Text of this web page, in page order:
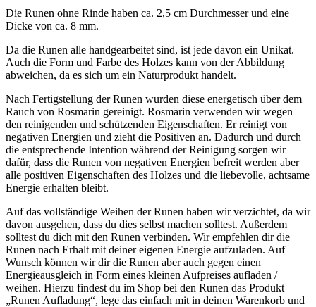
Die Runen ohne Rinde haben ca. 2,5 cm Durchmesser und eine
Dicke von ca. 8 mm.
Da die Runen alle handgearbeitet sind, ist jede davon ein Unikat.
Auch die Form und Farbe des Holzes kann von der Abbildung
abweichen, da es sich um ein Naturprodukt handelt.
Nach Fertigstellung der Runen wurden diese energetisch über dem
Rauch von Rosmarin gereinigt. Rosmarin verwenden wir wegen
den reinigenden und schützenden Eigenschaften. Er reinigt von
negativen Energien und zieht die Positiven an. Dadurch und durch
die entsprechende Intention während der Reinigung sorgen wir
dafür, dass die Runen von negativen Energien befreit werden aber
alle positiven Eigenschaften des Holzes und die liebevolle, achtsame
Energie erhalten bleibt.
Auf das vollständige Weihen der Runen haben wir verzichtet, da wir
davon ausgehen, dass du dies selbst machen solltest. Außerdem
solltest du dich mit den Runen verbinden. Wir empfehlen dir die
Runen nach Erhalt mit deiner eigenen Energie aufzuladen. Auf
Wunsch können wir dir die Runen aber auch gegen einen
Energieausgleich in Form eines kleinen Aufpreises aufladen /
weihen. Hierzu findest du im Shop bei den Runen das Produkt
„Runen Aufladung“, lege das einfach mit in deinen Warenkorb und